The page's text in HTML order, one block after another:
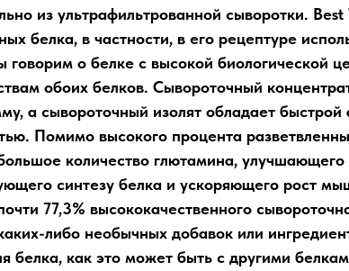
из ультрафильтрованной сыворотки.
белка, в частности, в его рецептуре
говорим о белке с высокой биологической
обоих белков. Сывороточный
а сывороточный изолят обладает
Помимо высокого процента
количество глютамина,
синтезу белка и ускоряющего рост
77,3% высококачественного
либо необычных добавок или
белка, как это может быть с другими